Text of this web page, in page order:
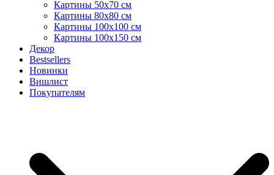
Картины 50х70 см
Картины 80х80 см
Картины 100х100 см
Картины 100х150 см
Декор
Bestsellers
Новинки
Вишлист
Покупателям